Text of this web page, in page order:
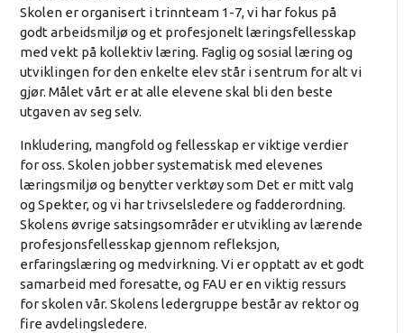
Skolen er organisert i trinnteam 1-7, vi har fokus på
godt arbeidsmiljø og et profesjonelt læringsfellesskap
med vekt på kollektiv læring. Faglig og sosial læring og
utviklingen for den enkelte elev står i sentrum for alt vi
gjør. Målet vårt er at alle elevene skal bli den beste
utgaven av seg selv.
Inkludering, mangfold og fellesskap er viktige verdier
for oss. Skolen jobber systematisk med elevenes
læringsmiljø og benytter verktøy som Det er mitt valg
og Spekter, og vi har trivselsledere og fadderordning.
Skolens øvrige satsingsområder er utvikling av lærende
profesjonsfellesskap gjennom refleksjon,
erfaringslæring og medvirkning. Vi er opptatt av et godt
samarbeid med foresatte, og FAU er en viktig ressurs
for skolen vår. Skolens ledergruppe består av rektor og
fire avdelingsledere.